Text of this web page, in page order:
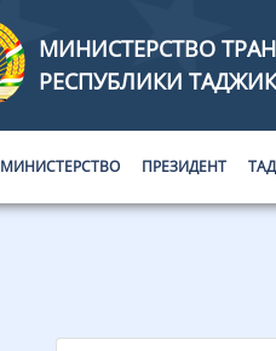
МИНИСТЕРСТВО
РЕСПУБЛИКИ
МИНИСТЕРСТВО ПРЕЗИДЕНТ